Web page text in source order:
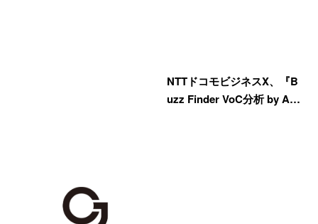
NTTドコモビジネスX、『B
uzz Finder VoC分析 by A…